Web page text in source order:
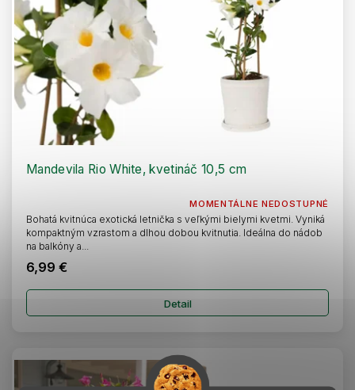
Mandevila Rio White, kvetináč 10,5 cm
MOMENTÁLNE NEDOSTUPNÉ
6,99 €
Detail
Bohatá kvitnúca exotická letnička s veľkými bielymi kvetmi. Vyniká
kompaktným vzrastom a dlhou dobou kvitnutia. Ideálna do nádob
na balkóny a...